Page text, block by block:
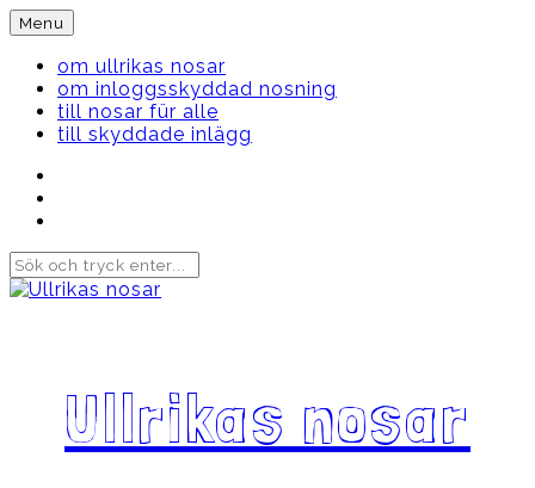
Skip
to
content
Menu
om ullrikas nosar
om inloggsskyddad nosning
till nosar für alle
till skyddade inlägg
Ullrikas nosar